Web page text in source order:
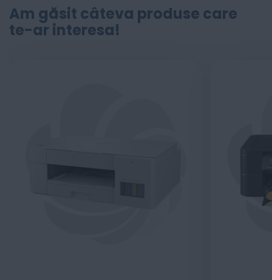
Am găsit câteva produse care
te-ar interesa!